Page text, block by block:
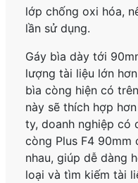
lớp chống oxi hóa,
lần sử dụng.
Gáy bìa dày tới
lượng tài liệu lớn
bìa còng hiện có
này sẽ thích hợp
ty, doanh nghiệp có
còng Plus F4 90mm
nhau, giúp dễ dàng
loại và tìm kiếm tài